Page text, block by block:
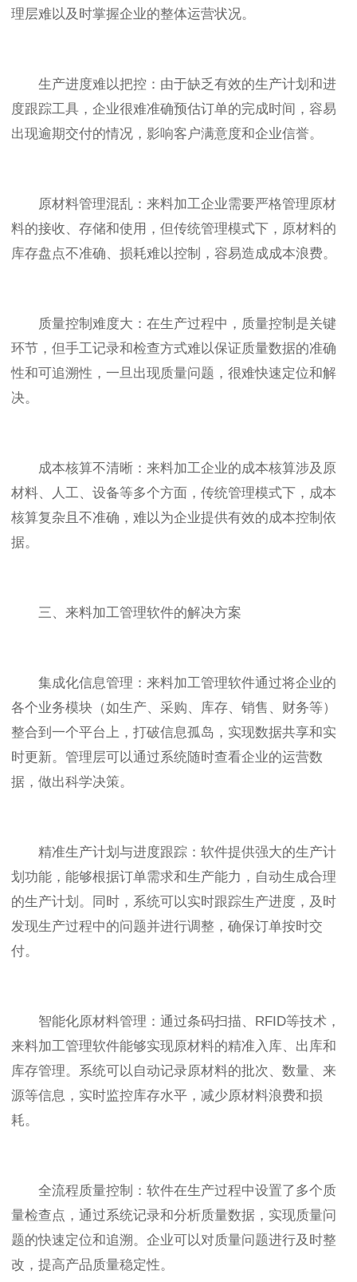
理层难以及时掌握企业的整体运营状况。
生产进度难以把控：由于缺乏有效的生产计划和进
度跟踪工具，企业很难准确预估订单的完成时间，容易
出现逾期交付的情况，影响客户满意度和企业信誉。
原材料管理混乱：来料加工企业需要严格管理原材
料的接收、存储和使用，但传统管理模式下，原材料的
库存盘点不准确、损耗难以控制，容易造成成本浪费。
质量控制难度大：在生产过程中，质量控制是关键
环节，但手工记录和检查方式难以保证质量数据的准确
性和可追溯性，一旦出现质量问题，很难快速定位和解
决。
成本核算不清晰：来料加工企业的成本核算涉及原
材料、人工、设备等多个方面，传统管理模式下，成本
核算复杂且不准确，难以为企业提供有效的成本控制依
据。
三、来料加工管理软件的解决方案
集成化信息管理：来料加工管理软件通过将企业的
各个业务模块（如生产、采购、库存、销售、财务等）
整合到一个平台上，打破信息孤岛，实现数据共享和实
时更新。管理层可以通过系统随时查看企业的运营数
据，做出科学决策。
精准生产计划与进度跟踪：软件提供强大的生产计
划功能，能够根据订单需求和生产能力，自动生成合理
的生产计划。同时，系统可以实时跟踪生产进度，及时
发现生产过程中的问题并进行调整，确保订单按时交
付。
智能化原材料管理：通过条码扫描、RFID等技术，
来料加工管理软件能够实现原材料的精准入库、出库和
库存管理。系统可以自动记录原材料的批次、数量、来
源等信息，实时监控库存水平，减少原材料浪费和损
耗。
全流程质量控制：软件在生产过程中设置了多个质
量检查点，通过系统记录和分析质量数据，实现质量问
题的快速定位和追溯。企业可以对质量问题进行及时整
改，提高产品质量稳定性。